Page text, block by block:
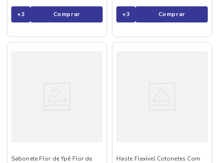
+3 Comprar +3 Comprar
Sabonete Flor de Ypê Flor de
Haste Flexível Cotonetes Com